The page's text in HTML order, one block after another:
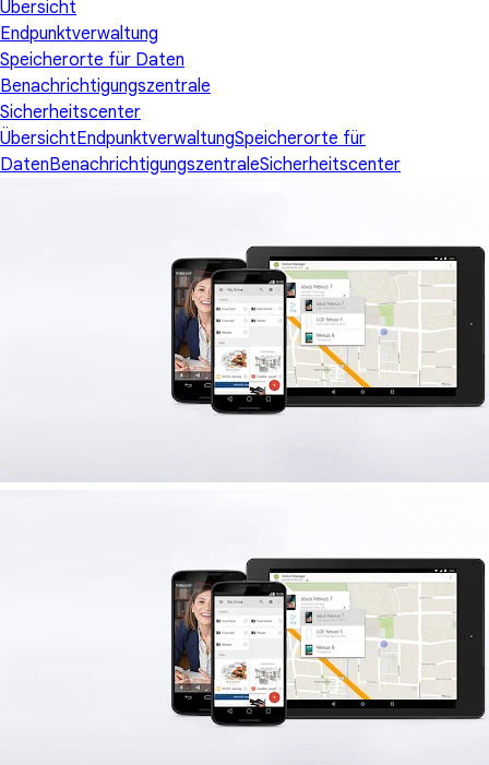
Übersicht
Endpunktverwaltung
Speicherorte für Daten
Benachrichtigungszentrale
Sicherheitscenter
ÜbersichtEndpunktverwaltungSpeicherorte für
DatenBenachrichtigungszentraleSicherheitscenter